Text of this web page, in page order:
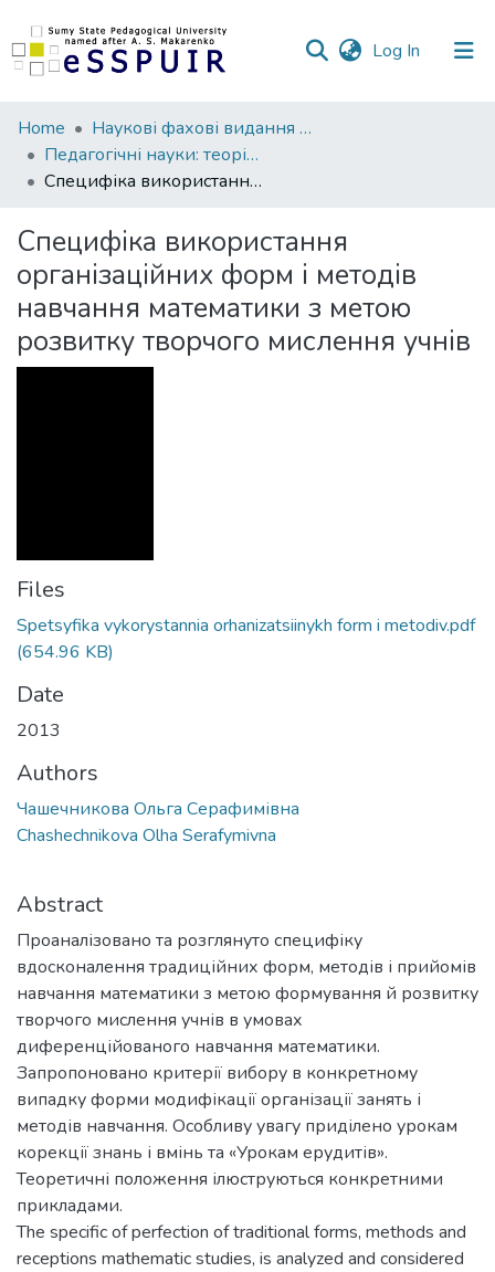
Log In (current)
Communities
&
Collections
Statistics
Home
Наукові фахові видання СумДПУ
Педагогічні науки: теорія, історія, інноваційні технології
Специфіка використання організаційних форм і методів навчання математики з метою розвитку творчого мислення учнів
Специфіка використання
організаційних форм і методів
навчання математики з метою
розвитку творчого мислення учнів
Files
Spetsyfika vykorystannia orhanizatsiinykh form i metodiv.pdf
(654.96 KB)
Date
2013
Authors
Чашечникова Ольга Серафимівна
Chashechnikova Olha Serafymivna
Abstract
Проаналізовано та розглянуто специфіку
вдосконалення традиційних форм, методів і прийомів
навчання математики з метою формування й розвитку
творчого мислення учнів в умовах
диференційованого навчання математики.
Запропоновано критерії вибору в конкретному
випадку форми модифікації організації занять і
методів навчання. Особливу увагу приділено урокам
корекції знань і вмінь та «Урокам ерудитів».
Теоретичні положення ілюструються конкретними
прикладами.
The specific of perfection of traditional forms, methods and
receptions mathematic studies, is analyzed and considered